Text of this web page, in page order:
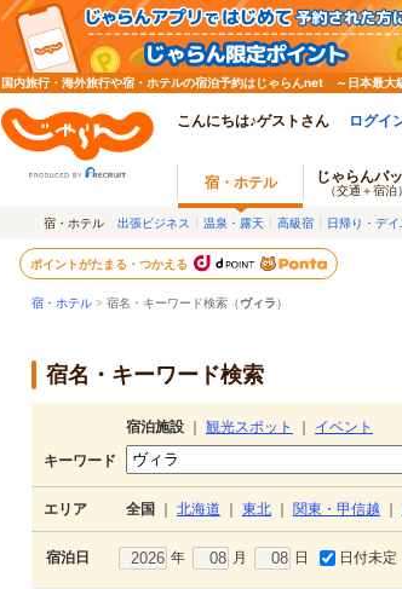
国内旅行・海外旅行や宿・ホテルの宿泊予約はじゃらんnet ～日本最大
こんにちは♪ゲストさん ログイ
宿・ホテル じゃらんパ
（交通＋宿泊）
宿・ホテル 出張ビジネス 温泉・露天 高級宿 日帰り・デイ
ポイントがたまる・つかえる
宿・ホテル > 宿名・キーワード検索（ヴィラ）
宿名・キーワード検索
宿泊施設 観光スポット
イベント
キーワード
エリア 全国 北海道 東北 関東・甲信越
宿泊日 年 月 日 日付未定